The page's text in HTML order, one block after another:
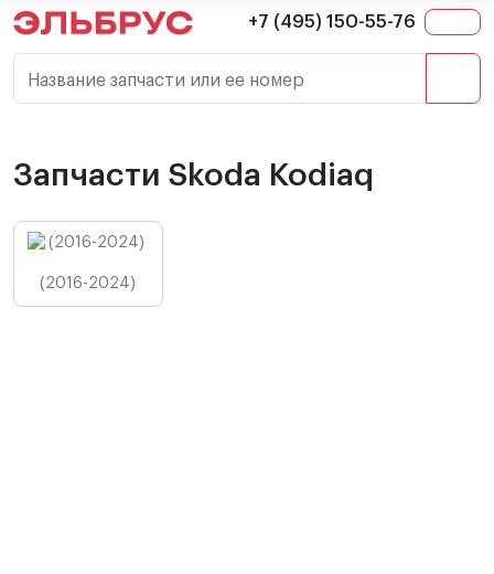
+7 (495) 150-55-76
Название запчасти или ее номер
Запчасти Skoda Kodiaq
(2016-2024)